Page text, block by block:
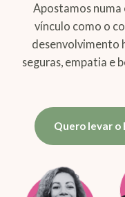
Apostamos
vínculo como o
desenvolvimento
seguras, empatia e
Quero levar o